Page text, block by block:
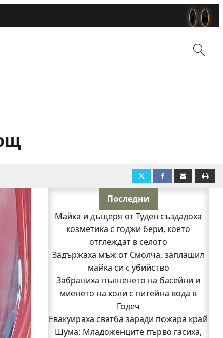
Последни
Майка и дъщеря от Туден създадоха
козметика с годжи бери, което
отглеждат в селото
Задържаха мъж от Смолча, заплашил
майка си с убийство
Забраниха пълненето на басейни и
миенето на коли с питейна вода в
Годеч
Евакуираха сватба заради пожара край
Шума: Младоженците първо гасиха,